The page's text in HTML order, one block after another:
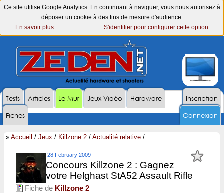
Ce site utilise Google Analytics. En continuant à naviguer, vous nous autorisez à
déposer un cookie à des fins de mesure d'audience.
En savoir plus
S'identifier pour configurer cette option
Inscription
Tests Articles Le Mur Jeux Vidéo
Hardware
Fiches
Connexion
» Accueil / Jeux / Killzone 2 / Actualité relative /
28 February 2009
Concours Killzone 2 : Gagnez
votre Helghast StA52 Assault Rifle
Fiche de Killzone 2